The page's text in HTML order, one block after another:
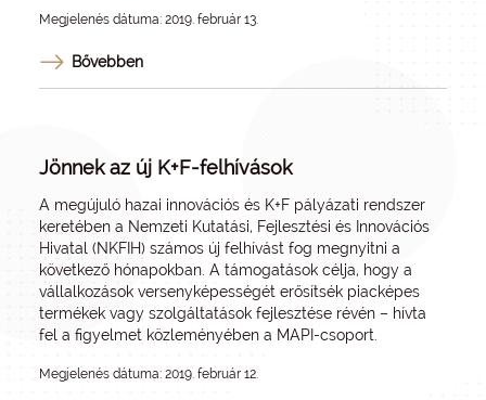
Megjelenés dátuma: 2019. február 13.
Bővebben
Jönnek az új K+F-felhívások
A megújuló hazai innovációs és K+F pályázati rendszer
keretében a Nemzeti Kutatási, Fejlesztési és Innovációs
Hivatal (NKFIH) számos új felhívást fog megnyitni a
következő hónapokban. A támogatások célja, hogy a
vállalkozások versenyképességét erősítsék piacképes
termékek vagy szolgáltatások fejlesztése révén – hívta
fel a figyelmet közleményében a MAPI-csoport.
Megjelenés dátuma: 2019. február 12.